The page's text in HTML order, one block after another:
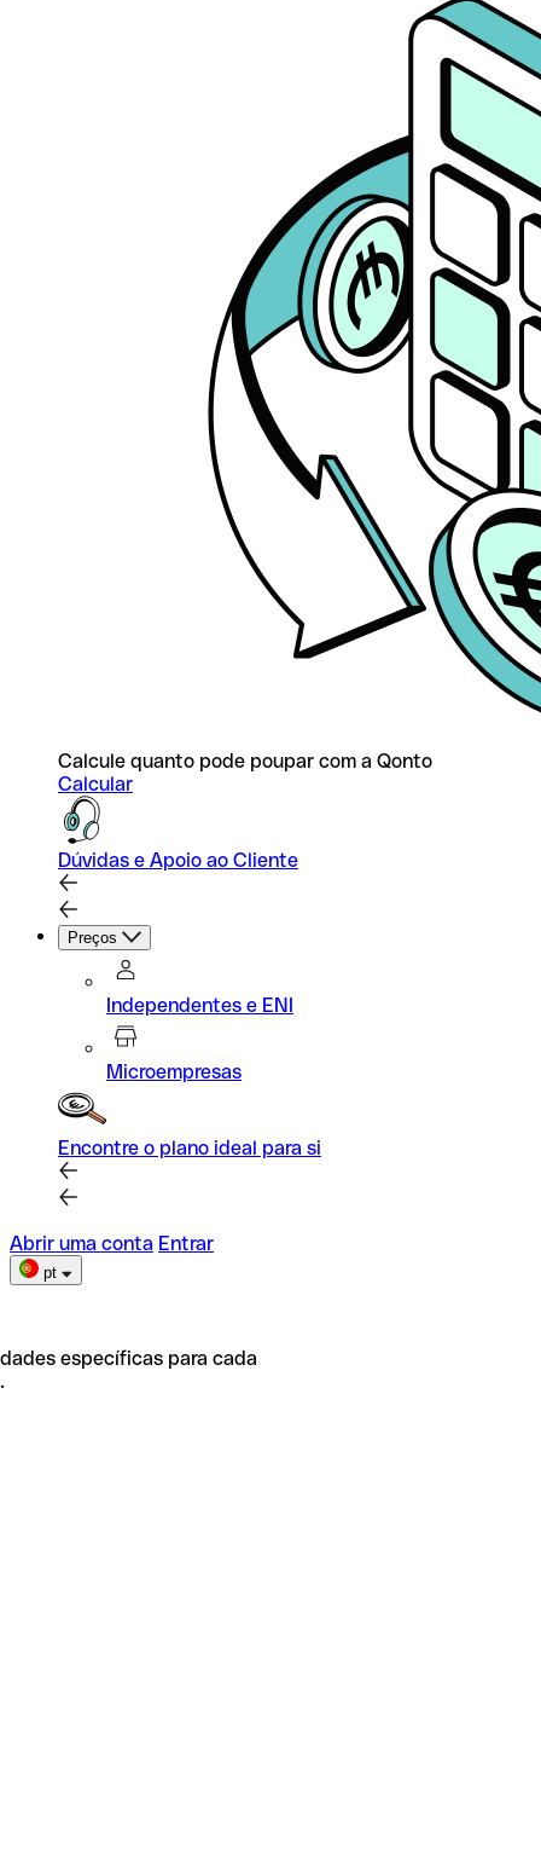
Calcule quanto pode poupar com a Qonto
Calcular
Dúvidas e Apoio ao Cliente
Preços
Independentes e ENI
Microempresas
Encontre o plano ideal para si
Abrir uma conta Entrar
pt
específicas para cada